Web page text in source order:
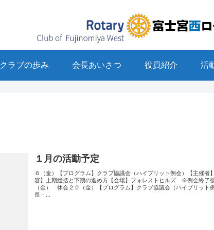
クラブの歩み 会長あいさつ 役員紹介 活
１月の活動予定
６（金）【プログラム】クラブ協議会（ハイブリット例会）【主催者
容】上期総括と下期の進め方【会場】フォレストヒルズ ※例会終了
（金） 休会２０（金）【プログラム】クラブ協議会（ハイブリット
長・...